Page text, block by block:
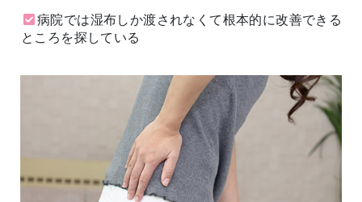
病院では湿布しか渡されなくて根本的に改善できる
ところを探している